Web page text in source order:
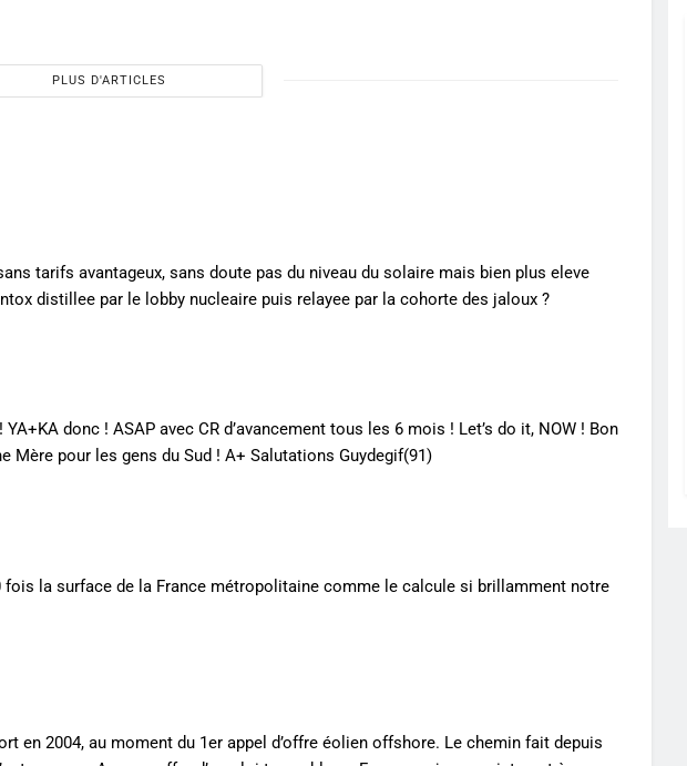
PLUS D'ARTICLES
tarifs avantageux, sans doute pas du niveau du solaire mais bien plus eleve
distillee par le lobby nucleaire puis relayee par la cohorte des jaloux ?
donc ! ASAP avec CR d’avancement tous les 6 mois ! Let’s do it, NOW ! Bon
Mère pour les gens du Sud ! A+ Salutations Guydegif(91)
fois la surface de la France métropolitaine comme le calcule si brillamment notre
en 2004, au moment du 1er appel d’offre éolien offshore. Le chemin fait depuis